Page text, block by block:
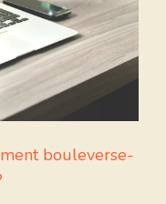
bouleverse-